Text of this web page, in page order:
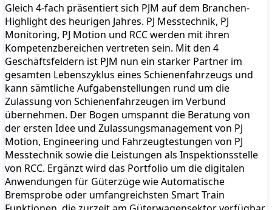
Gleich 4-fach präsentiert sich PJM auf dem Branchen-
Highlight des heurigen Jahres. PJ Messtechnik, PJ
Monitoring, PJ Motion und RCC werden mit ihren
Kompetenzbereichen vertreten sein. Mit den 4
Geschäftsfeldern ist PJM nun ein starker Partner im
gesamten Lebenszyklus eines Schienenfahrzeugs und
kann sämtliche Aufgabenstellungen rund um die
Zulassung von Schienenfahrzeugen im Verbund
übernehmen. Der Bogen umspannt die Beratung von
der ersten Idee und Zulassungsmanagement von PJ
Motion, Engineering und Fahrzeugtestungen von PJ
Messtechnik sowie die Leistungen als Inspektionsstelle
von RCC. Ergänzt wird das Portfolio um die digitalen
Anwendungen für Güterzüge wie Automatische
Bremsprobe oder umfangreichsten Smart Train